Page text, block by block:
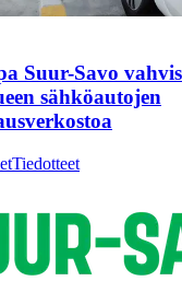
Suur-Savo
sähköautojen
Tiedotteet